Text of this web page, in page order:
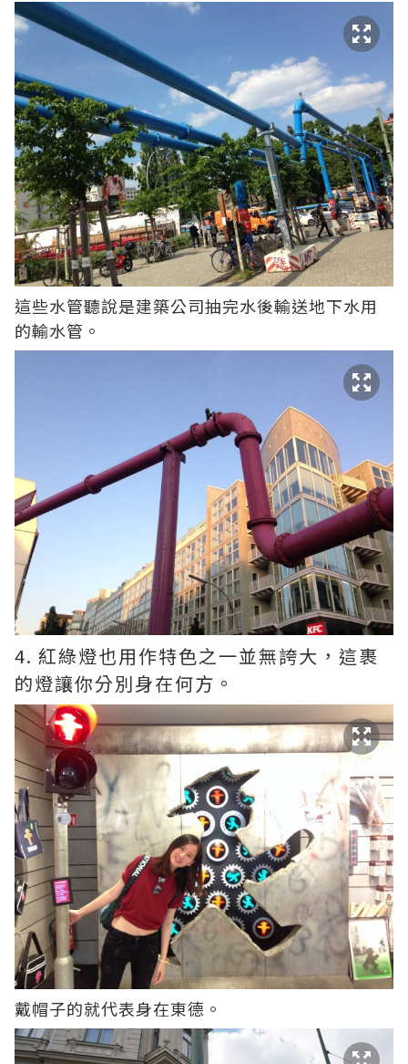
這些水管聽說是建築公司抽完水後輸送地下水用
的輸水管。
4. 紅綠燈也用作特色之一並無誇大，這裹
的燈讓你分別身在何方。
戴帽子的就代表身在東德。